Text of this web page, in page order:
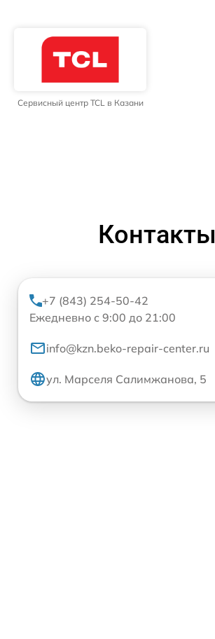
Сервисный центр TCL в Казани
Контакты
+7 (843) 254-50-42
Ежедневно с 9:00 до 21:00
info@kzn.beko-repair-center.ru
ул. Марселя Салимжанова, 5